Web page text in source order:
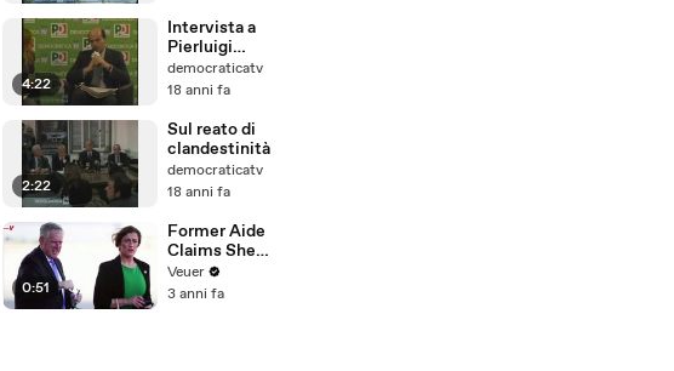
4:22
Intervista a
Pierluigi
Bersani
dall'Assemble
PD
democraticatv
18 anni fa
2:22
Sul reato di
clandestinità
democraticatv
18 anni fa
0:51
Former Aide
Claims She
Was Asked to
Make a ‘Hit
Veuer
3 anni fa